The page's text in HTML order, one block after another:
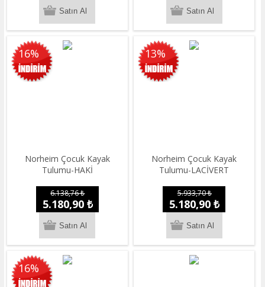
16%
Norheim Çocuk Kayak
Tulumu-HAKİ
6.138,76 ₺
5.180,90 ₺
13%
Norheim Çocuk Kayak
Tulumu-LACİVERT
5.933,70 ₺
5.180,90 ₺
16%